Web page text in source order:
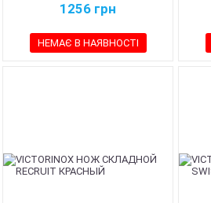
1256 грн
НЕМАЄ В НАЯВНОСТІ